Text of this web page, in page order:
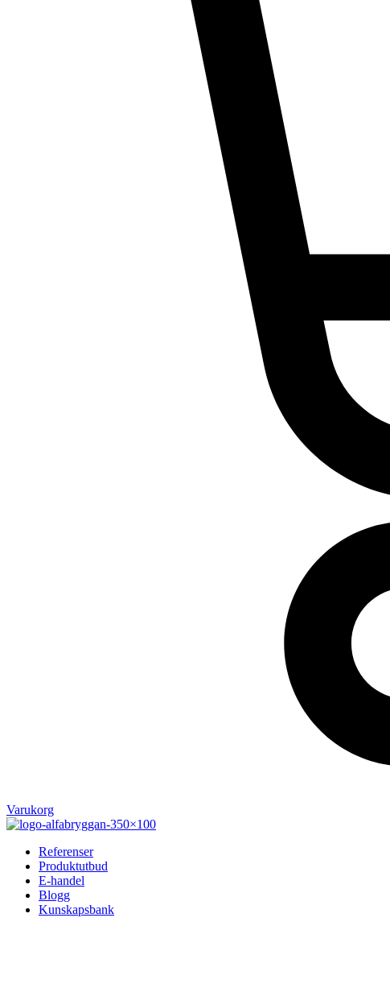
Varukorg
Referenser
Produktutbud
E-handel
Blogg
Kunskapsbank